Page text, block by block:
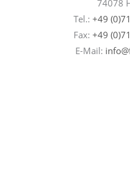
74078
Tel.: +49
Fax: +49
E-Mail: